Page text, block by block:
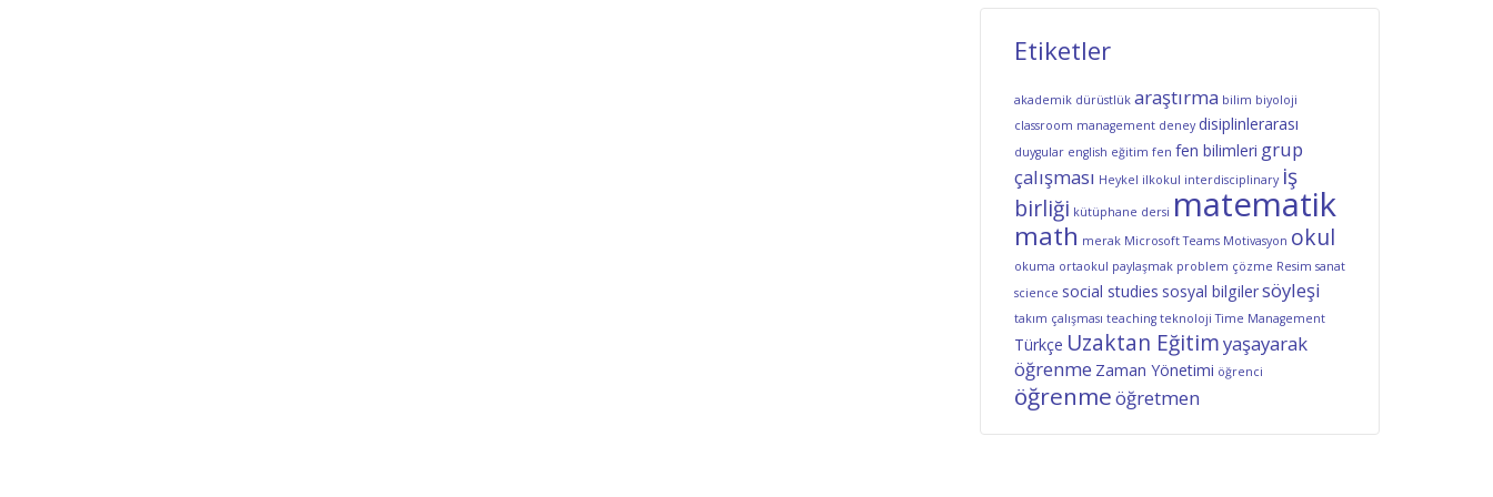
Etiketler
akademik dürüstlük araştırma bilim biyoloji
classroom management deney disiplinlerarası
duygular english eğitim fen fen bilimleri grup
çalışması Heykel ilkokul interdisciplinary iş
birliği kütüphane dersi matematik
math merak Microsoft Teams Motivasyon okul
okuma ortaokul paylaşmak problem çözme Resim sanat
science social studies sosyal bilgilersöyleşi
takım çalışması teaching teknoloji Time Management
Türkçe Uzaktan Eğitimyaşayarak
öğrenme Zaman Yönetimi öğrenci
öğrenmeöğretmen